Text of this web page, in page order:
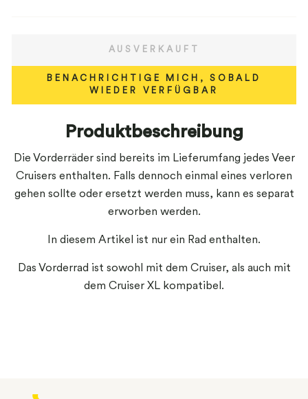
AUSVERKAUFT
BENACHRICHTIGE MICH, SOBALD
WIEDER VERFÜGBAR
Produktbeschreibung
Die Vorderräder sind bereits im Lieferumfang jedes Veer
Cruisers enthalten. Falls dennoch einmal eines verloren
gehen sollte oder ersetzt werden muss, kann es separat
erworben werden.
In diesem Artikel ist nur ein Rad enthalten.
Das Vorderrad ist sowohl mit dem Cruiser, als auch mit
dem Cruiser XL kompatibel.